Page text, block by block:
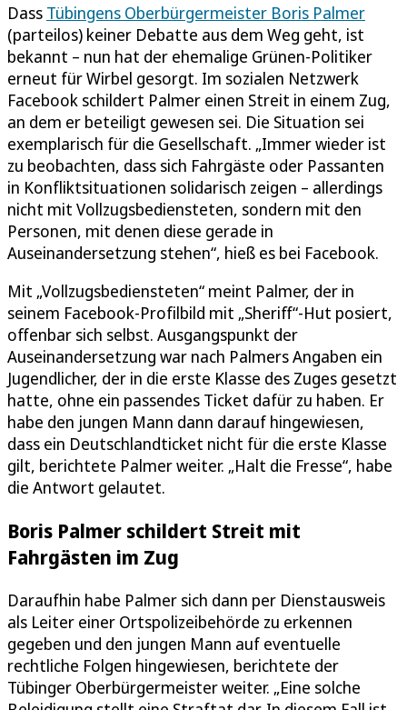
Dass Tübingens Oberbürgermeister Boris Palmer
(parteilos) keiner Debatte aus dem Weg geht, ist
bekannt – nun hat der ehemalige Grünen-Politiker
erneut für Wirbel gesorgt. Im sozialen Netzwerk
Facebook schildert Palmer einen Streit in einem Zug,
an dem er beteiligt gewesen sei. Die Situation sei
exemplarisch für die Gesellschaft. „Immer wieder ist
zu beobachten, dass sich Fahrgäste oder Passanten
in Konfliktsituationen solidarisch zeigen – allerdings
nicht mit Vollzugsbediensteten, sondern mit den
Personen, mit denen diese gerade in
Auseinandersetzung stehen“, hieß es bei Facebook.
Mit „Vollzugsbediensteten“ meint Palmer, der in
seinem Facebook-Profilbild mit „Sheriff“-Hut posiert,
offenbar sich selbst. Ausgangspunkt der
Auseinandersetzung war nach Palmers Angaben ein
Jugendlicher, der in die erste Klasse des Zuges gesetzt
hatte, ohne ein passendes Ticket dafür zu haben. Er
habe den jungen Mann dann darauf hingewiesen,
dass ein Deutschlandticket nicht für die erste Klasse
gilt, berichtete Palmer weiter. „Halt die Fresse“, habe
die Antwort gelautet.
Boris Palmer schildert Streit mit
Fahrgästen im Zug
Daraufhin habe Palmer sich dann per Dienstausweis
als Leiter einer Ortspolizeibehörde zu erkennen
gegeben und den jungen Mann auf eventuelle
rechtliche Folgen hingewiesen, berichtete der
Tübinger Oberbürgermeister weiter. „Eine solche